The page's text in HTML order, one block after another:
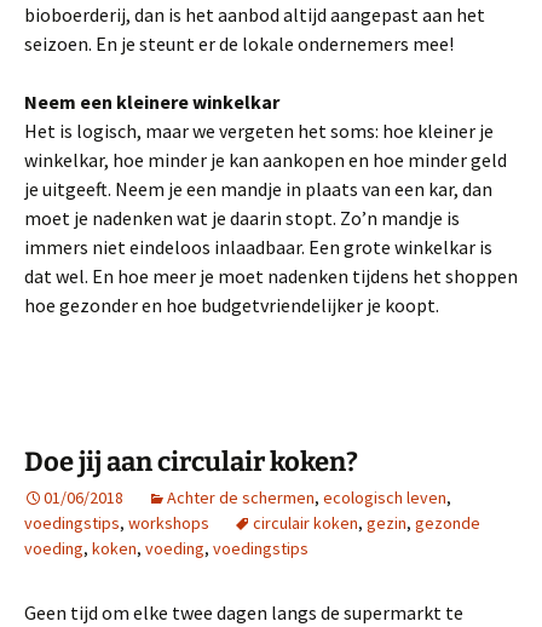
bioboerderij, dan is het aanbod altijd aangepast aan het
seizoen. En je steunt er de lokale ondernemers mee!
Neem een kleinere winkelkar
Het is logisch, maar we vergeten het soms: hoe kleiner je
winkelkar, hoe minder je kan aankopen en hoe minder geld
je uitgeeft. Neem je een mandje in plaats van een kar, dan
moet je nadenken wat je daarin stopt. Zo’n mandje is
immers niet eindeloos inlaadbaar. Een grote winkelkar is
dat wel. En hoe meer je moet nadenken tijdens het shoppen
hoe gezonder en hoe budgetvriendelijker je koopt.
Doe jij aan circulair koken?
01/06/2018 Achter de schermen, ecologisch leven,
voedingstips, workshops circulair koken, gezin, gezonde
voeding, koken, voeding, voedingstips
Geen tijd om elke twee dagen langs de supermarkt te